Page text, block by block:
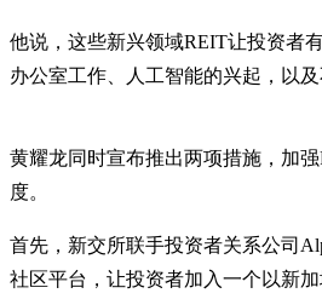
他说，这些新兴领域REIT让投资者
办公室工作、人工智能的兴起，以及
黄耀龙同时宣布推出两项措施，加
度。
首先，新交所联手投资者关系公司
社区平台，让投资者加入一个以新